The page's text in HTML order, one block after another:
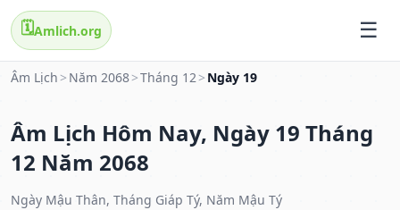
🗓️Amlich.org
Âm Lịch > Năm 2068>Tháng 12> Ngày 19
Âm Lịch Hôm Nay, Ngày 19 Tháng
12 Năm 2068
Ngày Mậu Thân, Tháng Giáp Tý, Năm Mậu Tý